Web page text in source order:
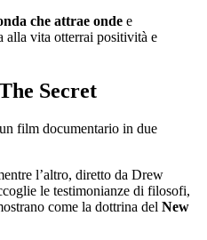
che attrae onde e
alla vita otterrai positività e
Secret
film documentario in due
l’altro, diretto da Drew
le testimonianze di filosofi,
come la dottrina del New